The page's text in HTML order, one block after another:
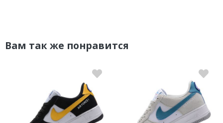
Вам так же понравится